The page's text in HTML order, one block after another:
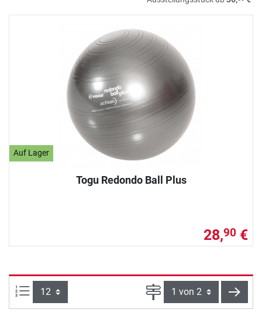
Auf Lager
Togu Redondo Ball Plus
28,90 €
Artikel pro Seite: Seite